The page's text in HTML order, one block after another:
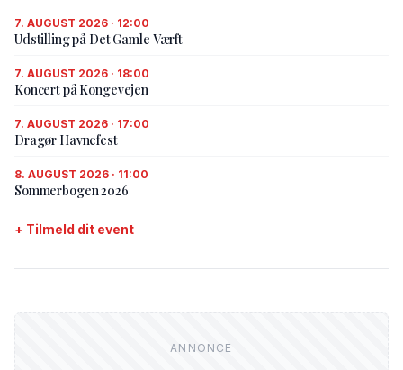
7. AUGUST 2026 · 12:00
Udstilling på Det Gamle Værft
7. AUGUST 2026 · 18:00
Koncert på Kongevejen
7. AUGUST 2026 · 17:00
Dragør Havnefest
8. AUGUST 2026 · 11:00
Sommerbogen 2026
+ Tilmeld dit event